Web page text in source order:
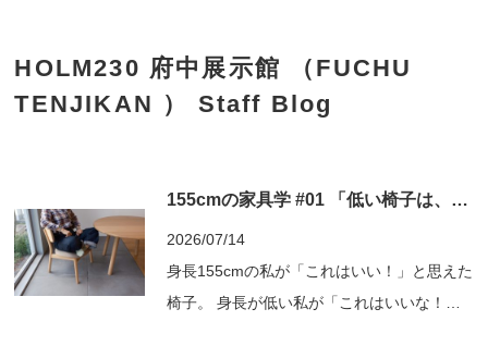
HOLM230 府中展示館 （FUCHU
TENJIKAN ） Staff Blog
155cmの家具学 #01 「低い椅子は、小柄な人だけのものじゃなかった。」
2026/07/14
身長155cmの私が「これはいい！」と思えた
椅子。 身長が低い私が「これはいいな！」